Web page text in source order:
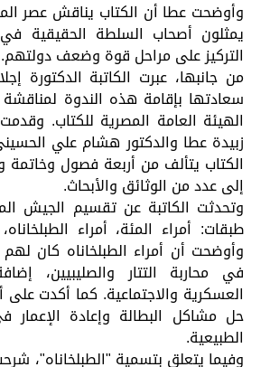
وأوضحت عطا أن الكتاب يناقش عصر
يمثلون أصحاب السلطة الحقيقية
التركيز على مراحل قوة وضعف دولتهم.
من جانبها، عبرت الكاتبة الدكتورة
سعادتها بإقامة هذه الندوة لمناقشة
الهيئة العامة المصرية للكتاب.
زبيدة عطا والدكتور هشام علي
الكتاب يتألف من أربعة فصول وخاتمة
إلى عدد من الوثائق والأبحاث.
وتحدثت الكاتبة عن تقسيم الجيش
طبقات: أمراء المئة، أمراء
وأوضحت أن أمراء الطبلخاناه كان
في محاربة التتار والصليبيين،
العسكرية والاجتماعية. كما أكدت
حل مشاكل البطالة وإعادة الإعمار
الطبيعية.
وفيما يتعلق بتسمية "الطبلخاناه"،